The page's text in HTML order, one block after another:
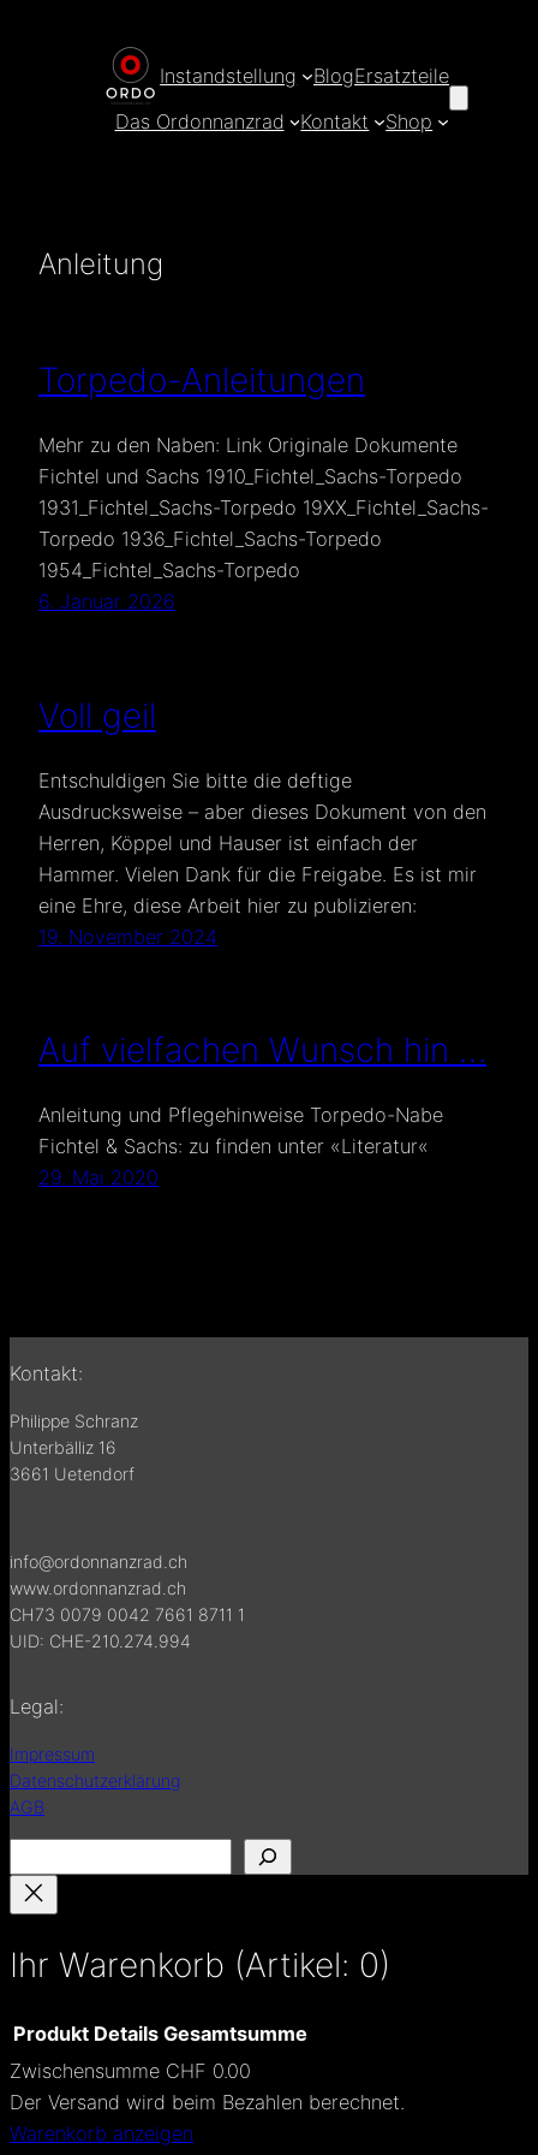
Instandstellung BlogErsatzteile
Das Ordonnanzrad
Kontakt Shop
Anleitung
Torpedo-Anleitungen
Mehr zu den Naben: Link Originale Dokumente
Fichtel und Sachs 1910_Fichtel_Sachs-Torpedo
1931_Fichtel_Sachs-Torpedo 19XX_Fichtel_Sachs-
Torpedo 1936_Fichtel_Sachs-Torpedo
1954_Fichtel_Sachs-Torpedo
6. Januar 2026
Voll geil
Entschuldigen Sie bitte die deftige
Ausdrucksweise – aber dieses Dokument von den
Herren, Köppel und Hauser ist einfach der
Hammer. Vielen Dank für die Freigabe. Es ist mir
eine Ehre, diese Arbeit hier zu publizieren:
19. November 2024
Auf vielfachen Wunsch hin …
Anleitung und Pflegehinweise Torpedo-Nabe
Fichtel & Sachs: zu finden unter «Literatur«
29. Mai 2020
Kontakt:
Philippe Schranz
Unterbälliz 16
3661 Uetendorf
info@ordonnanzrad.ch
www.ordonnanzrad.ch
CH73 0079 0042 7661 8711 1
UID: CHE-210.274.994
Legal:
Impressum
Datenschutzerklärung
AGB
u
c
h
eIhr Warenkorb (Artikel: 0)
Produkte
im
Produkt Details Gesamtsumme
Zwischensumme CHF 0.00
Der Versand wird beim Bezahlen berechnet.
Warenkorb anzeigen